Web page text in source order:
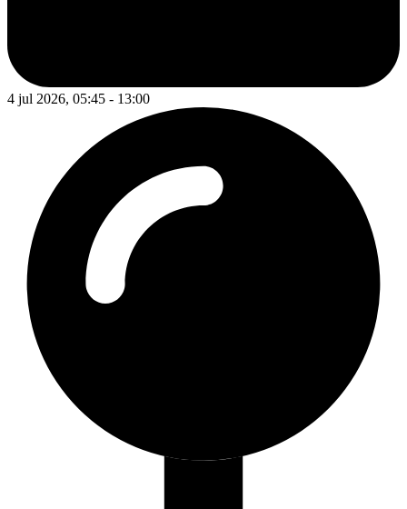
4 jul 2026, 05:45 - 13:00